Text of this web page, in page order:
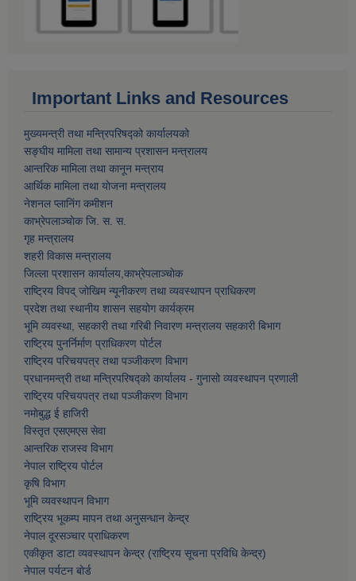
Important Links and Resources
मुख्यमन्त्री तथा मन्त्रिपरिषद्को कार्यालयको
सङ्घीय मामिला तथा सामान्य प्रशासन मन्त्रालय
आन्तरिक मामिला तथा कानून मन्त्राय
आर्थिक मामिला तथा याेजना मन्त्रालय
नेशनल प्लानिंग कमीशन
काभ्रेपलाञ्चाेक जि. स. स.
गृह मन्त्रालय
शहरी विकास मन्त्रालय
जिल्ला प्रशासन कार्यालय,काभ्रेपलाञ्चाेक
राष्ट्रिय विपद् जोखिम न्यूनीकरण तथा व्यवस्थापन प्राधिकरण
प्रदेश तथा स्थानीय शासन सहयोग कार्यक्रम
भूमि व्यवस्था, सहकारी तथा गरिबी निवारण मन्त्रालय सहकारी बिभाग
राष्ट्रिय पुनर्निर्माण प्राधिकरण पोर्टल
राष्ट्रिय परिचयपत्र तथा पञ्जीकरण विभाग
प्रधानमन्त्री तथा मन्त्रिपरिषद्को कार्यालय - गुनासो व्यवस्थापन प्रणाली
राष्ट्रिय परिचयपत्र तथा पञ्जीकरण विभाग
नमाेबुद्ध ई हाजिरी
विस्तृत एसएमएस सेवा
आन्तरिक राजस्व विभाग
नेपाल राष्ट्रिय पोर्टल
कृषि विभाग
भूमि व्यवस्थापन विभाग
राष्ट्रिय भूकम्प मापन तथा अनुसन्धान केन्द्र
नेपाल दूरसञ्चार प्राधिकरण
एकीकृत डाटा व्यवस्थापन केन्द्र (राष्ट्रिय सूचना प्रविधि केन्द्र)
नेपाल पर्यटन बोर्ड